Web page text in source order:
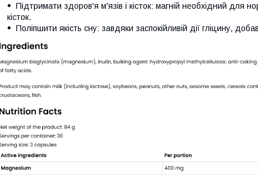
Підтримати здоров'я м'язів і кісток: магній необхідний для
кісток.
Поліпшити якість сну: завдяки заспокійливій дії гліцину,